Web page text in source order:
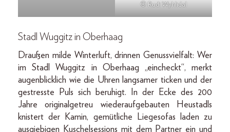
© Rudi Wyhlidal
Stadl Wuggitz in Oberhaag
Draußen milde Winterluft, drinnen Genussvielfalt: Wer
im Stadl Wuggitz in Oberhaag „eincheckt“, merkt
augenblicklich wie die Uhren langsamer ticken und der
gestresste Puls sich beruhigt. In der Ecke des 200
Jahre originalgetreu wiederaufgebauten Heustadls
knistert der Kamin, gemütliche Liegesofas laden zu
ausgiebigen Kuschelsessions mit dem Partner ein und